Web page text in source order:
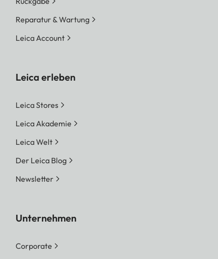
Reparatur & Wartung
Leica Account
Leica erleben
Leica Stores
Leica Akademie
Leica Welt
Der Leica Blog
Newsletter
Unternehmen
Corporate